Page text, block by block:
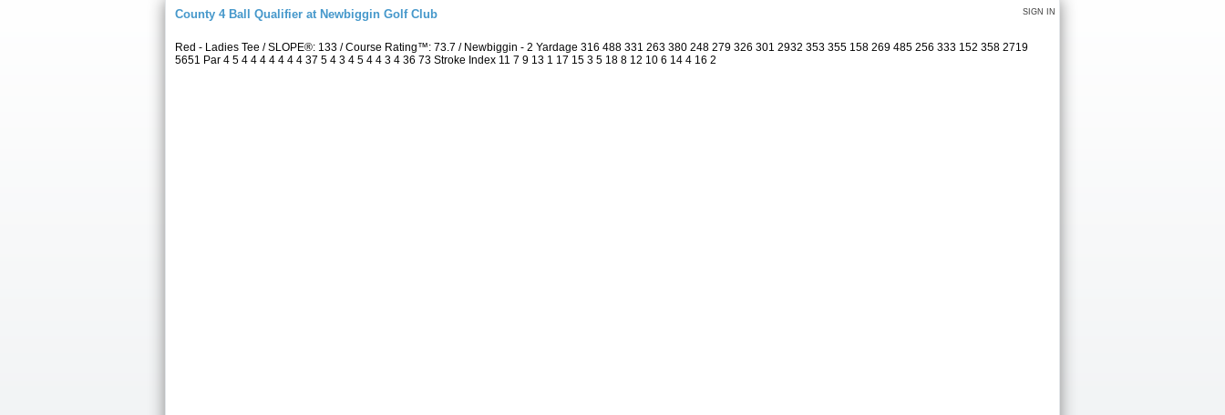
SIGN IN
County 4 Ball Qualifier at Newbiggin Golf Club
Red - Ladies Tee / SLOPE®: 133 / Course Rating™: 73.7 / Newbiggin - 2 Yardage 316 488 331 263 380 248 279 326 301 2932 353 355 158 269 485 256 333 152 358 2719
5651 Par 4 5 4 4 4 4 4 4 4 37 5 4 3 4 5 4 4 3 4 36 73 Stroke Index 11 7 9 13 1 17 15 3 5 18 8 12 10 6 14 4 16 2